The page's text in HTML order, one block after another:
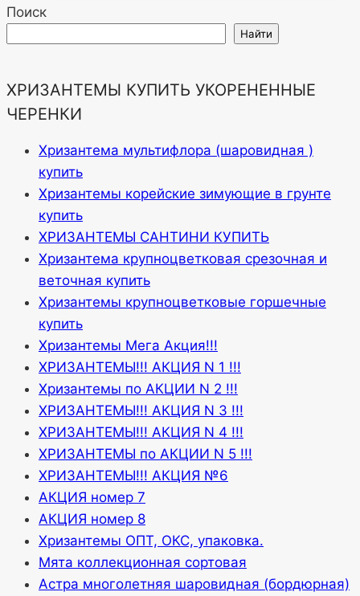
Поиск
Найти
ХРИЗАНТЕМЫ КУПИТЬ УКОРЕНЕННЫЕ
ЧЕРЕНКИ
Хризантема мультифлора (шаровидная )
купить
Хризантемы корейские зимующие в грунте
купить
ХРИЗАНТЕМЫ САНТИНИ КУПИТЬ
Хризантема крупноцветковая срезочная и
веточная купить
Хризантемы крупноцветковые горшечные
купить
Хризантемы Мега Акция!!!
ХРИЗАНТЕМЫ!!! АКЦИЯ N 1 !!!
Хризантемы по АКЦИИ N 2 !!!
ХРИЗАНТЕМЫ!!! АКЦИЯ N 3 !!!
ХРИЗАНТЕМЫ!!! АКЦИЯ N 4 !!!
ХРИЗАНТЕМЫ по АКЦИИ N 5 !!!
ХРИЗАНТЕМЫ!!! АКЦИЯ №6
АКЦИЯ номер 7
АКЦИЯ номер 8
Хризантемы ОПТ, ОКС, упаковка.
Мята коллекционная сортовая
Астра многолетняя шаровидная (бордюрная)